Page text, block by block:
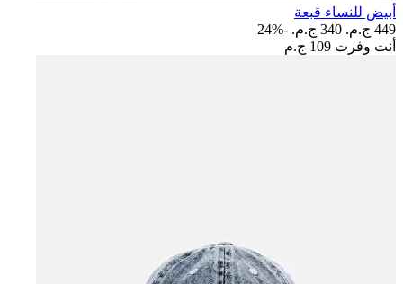
أبيض للنساء قبعة
449 ج.م.‏
340 ج.م.‏
-24%
أنت وفرت 109 ج.م